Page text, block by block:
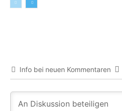
Info bei neuen Kommentaren